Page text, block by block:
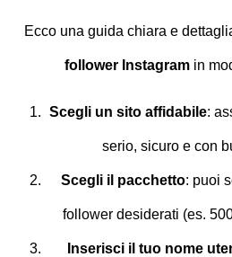
Ecco una guida chiara e
follower Instagramin
Scegli un sito affidabile:
serio, sicuro e con
Scegli il pacchetto: puoi
follower desiderati (es.
Inserisci il tuo nome